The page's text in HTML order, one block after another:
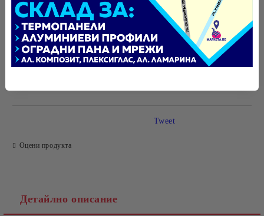
БЪРЗА ПОРЪЧКА БЕЗ РЕГИСТРАЦИЯ
Оцени продукта
Tweet
Детайлно описание